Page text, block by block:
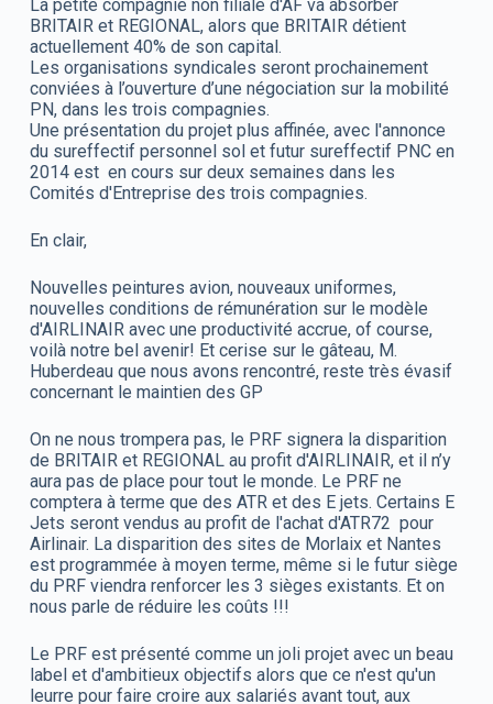
La petite compagnie non filiale d'AF va absorber
BRITAIR et REGIONAL, alors que BRITAIR détient
actuellement 40% de son capital.
Les organisations syndicales seront prochainement
conviées à l’ouverture d’une négociation sur la mobilité
PN, dans les trois compagnies.
Une présentation du projet plus affinée, avec l'annonce
du sureffectif personnel sol et futur sureffectif PNC en
2014 est en cours sur deux semaines dans les
Comités d'Entreprise des trois compagnies.
En clair,
Nouvelles peintures avion, nouveaux uniformes,
nouvelles conditions de rémunération sur le modèle
d'AIRLINAIR avec une productivité accrue, of course,
voilà notre bel avenir! Et cerise sur le gâteau, M.
Huberdeau que nous avons rencontré, reste très évasif
concernant le maintien des GP
On ne nous trompera pas, le PRF signera la disparition
de BRITAIR et REGIONAL au profit d'AIRLINAIR, et il n’y
aura pas de place pour tout le monde. Le PRF ne
comptera à terme que des ATR et des E jets. Certains E
Jets seront vendus au profit de l'achat d'ATR72 pour
Airlinair. La disparition des sites de Morlaix et Nantes
est programmée à moyen terme, même si le futur siège
du PRF viendra renforcer les 3 sièges existants. Et on
nous parle de réduire les coûts !!!
Le PRF est présenté comme un joli projet avec un beau
label et d'ambitieux objectifs alors que ce n'est qu'un
leurre pour faire croire aux salariés avant tout, aux